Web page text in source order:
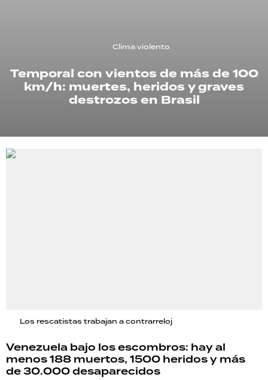
Clima violento
Temporal con vientos de más de 100
km/h: muertes, heridos y graves
destrozos en Brasil
Los rescatistas trabajan a contrarreloj
Venezuela bajo los escombros: hay al
menos 188 muertos, 1500 heridos y más
de 30.000 desaparecidos
RECETAS
PALABRAS